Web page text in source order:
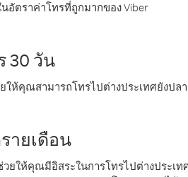
อัตราค่าโทรที่ถูกมากของ Viber
30 วัน
ให้คุณสามารถโทรไปต่างประเทศยังป
ายเดือน
วยให้คุณมีอิสระในการโทรไปต่างประ